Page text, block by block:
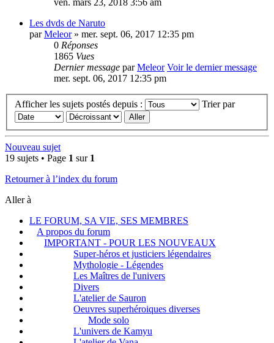
ven. mars 23, 2018 3:56 am
Les dvds de Naruto
parMeleor» mer. sept. 06, 2017 12:35 pm
0 Réponses
1865 Vues
Dernier message parMeleor Voir le dernier message
mer. sept. 06, 2017 12:35 pm
Afficher les sujets postés depuis : Trier par
Nouveau sujet
19 sujets • Page 1 sur 1
Retourner à l’index du forum
Aller à
LE FORUM, SA VIE, SES MEMBRES
A propos du forum
IMPORTANT - POUR LES NOUVEAUX
Super-héros et justiciers légendaires
Mythologie - Légendes
Les Maîtres de l'univers
Divers
L'atelier de Sauron
Oeuvres superhéroiques diverses
Mode solo
L'univers de Kamyu